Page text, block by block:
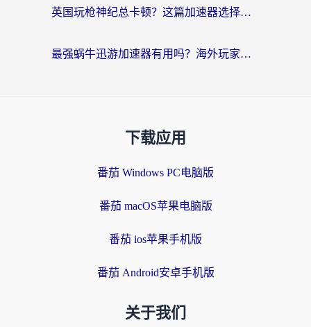
英国玩枪神纪总卡顿？这篇加速器选择指南帮你告别延迟（附实测推荐）
最强蜗牛迅游加速器有用吗？海外玩家国服游戏加速避坑指南（附德国玩忍者必须死3流星蝴蝶剑解决办法）
下载应用
番茄 Windows PC电脑版
番茄 macOS苹果电脑版
番茄 ios苹果手机版
番茄 Android安卓手机版
关于我们